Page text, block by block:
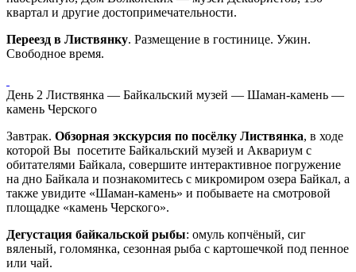
квартал и другие достопримечательности.
Переезд в Листвянку. Размещение в гостинице. Ужин.
Свободное время.
День 2 Листвянка — Байкальский музей — Шаман-камень —
камень Черского
Завтрак. Обзорная экскурсия по посёлку Листвянка, в ходе
которой Вы посетите Байкальский музей и Аквариум с
обитателями Байкала, совершите интерактивное погружение
на дно Байкала и познакомитесь с микромиром озера Байкал, а
также увидите «Шаман-камень» и побываете на смотровой
площадке «камень Черского».
Дегустация байкальской рыбы: омуль копчёный, сиг
вяленый, голомянка, сезонная рыба с картошечкой под пенное
или чай.